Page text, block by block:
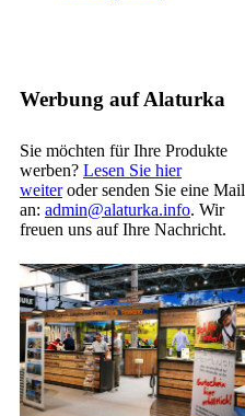
Werbung auf Alaturka
Sie möchten für Ihre Produkte
werben? Lesen Sie hier
weiteroder senden Sie eine Mail
an: admin@alaturka.info. Wir
freuen uns auf Ihre Nachricht.